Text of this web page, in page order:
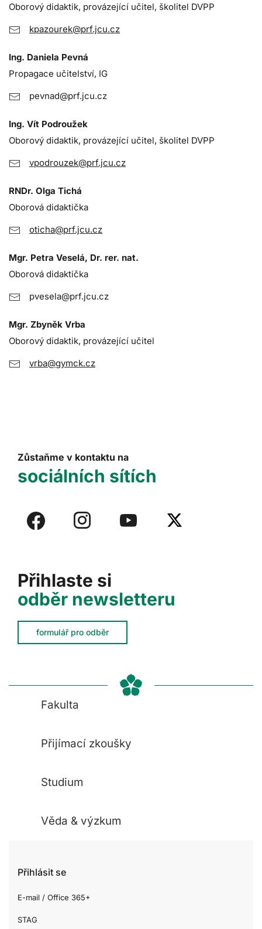
Oborový didaktik, provázející učitel, školitel DVPP
kpazourek@prf.jcu.cz
Ing. Daniela Pevná
Propagace učitelství, IG
pevnad@prf.jcu.cz
Ing. Vít Podroužek
Oborový didaktik, provázející učitel, školitel DVPP
vpodrouzek@prf.jcu.cz
RNDr. Olga Tichá
Oborová didaktička
oticha@prf.jcu.cz
Mgr. Petra Veselá, Dr. rer. nat.
Oborová didaktička
pvesela@prf.jcu.cz
Mgr. Zbyněk Vrba
Oborový didaktik, provázející učitel
vrba@gymck.cz
Přihlaste si
odběr newsletteru
formulář pro odběr
Zůstaňme v kontaktu na
sociálních sítích
Fakulta
Přijímací zkoušky
Studium
Věda & výzkum
Přihlásit se
E-mail / Office 365+
STAG